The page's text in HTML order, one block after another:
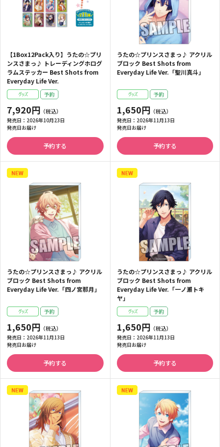
【1Box12Pack入り】うたの☆プリ
ンスさまっ♪ トレーディングホログ
ラムステッカー Best Shots from
Everyday Life Ver.
7,920円
発売日： 2026年10月23日
発売日お届け
予約する
うたの☆プリンスさまっ♪ アクリル
ブロック Best Shots from
Everyday Life Ver.「聖川真斗」
1,650円
発売日： 2026年11月13日
発売日お届け
予約する
うたの☆プリンスさまっ♪ アクリル
ブロック Best Shots from
Everyday Life Ver.「四ノ宮那月」
1,650円
発売日： 2026年11月13日
発売日お届け
予約する
うたの☆プリンスさまっ♪ アクリル
ブロック Best Shots from
Everyday Life Ver.「一ノ瀬トキ
ヤ」
1,650円
発売日： 2026年11月13日
発売日お届け
予約する